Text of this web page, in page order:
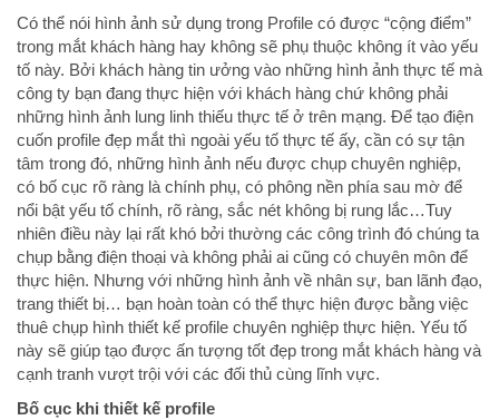
Có thể nói hình ảnh sử dụng trong Profile có được “cộng điểm”
trong mắt khách hàng hay không sẽ phụ thuộc không ít vào yếu
tố này. Bởi khách hàng tin ưởng vào những hình ảnh thực tế mà
công ty bạn đang thực hiện với khách hàng chứ không phải
những hình ảnh lung linh thiếu thực tế ở trên mạng. Để tạo điện
cuốn profile đẹp mắt thì ngoài yếu tố thực tế ấy, cần có sự tận
tâm trong đó, những hình ảnh nếu được chụp chuyên nghiệp,
có bố cục rõ ràng là chính phụ, có phông nền phía sau mờ để
nổi bật yếu tố chính, rõ ràng, sắc nét không bị rung lắc…Tuy
nhiên điều này lại rất khó bởi thường các công trình đó chúng ta
chụp bằng điện thoại và không phải ai cũng có chuyên môn để
thực hiện. Nhưng với những hình ảnh về nhân sự, ban lãnh đạo,
trang thiết bị… bạn hoàn toàn có thể thực hiện được bằng việc
thuê chụp hình thiết kế profile chuyên nghiệp thực hiện. Yếu tố
này sẽ giúp tạo được ấn tượng tốt đẹp trong mắt khách hàng và
cạnh tranh vượt trội với các đối thủ cùng lĩnh vực.
Bố cục khi thiết kế profile